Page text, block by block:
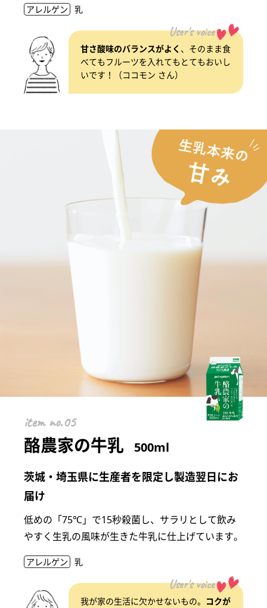
アレルゲン 乳
User's voice
甘さ酸味のバランスがよく 、そのまま食
べてもフルーツを入れてもとてもおいし
いです！（ココモン さん）
item
酪農家の牛乳 500ml
茨城・埼玉県に生産者を限定し製造翌日にお
届け
低めの「75℃」で15秒殺菌し、サラリとして飲み
やすく生乳の風味が生きた牛乳に仕上げています。
アレルゲン 乳
User's voice
我が家の生活に欠かせないもの。 コクが